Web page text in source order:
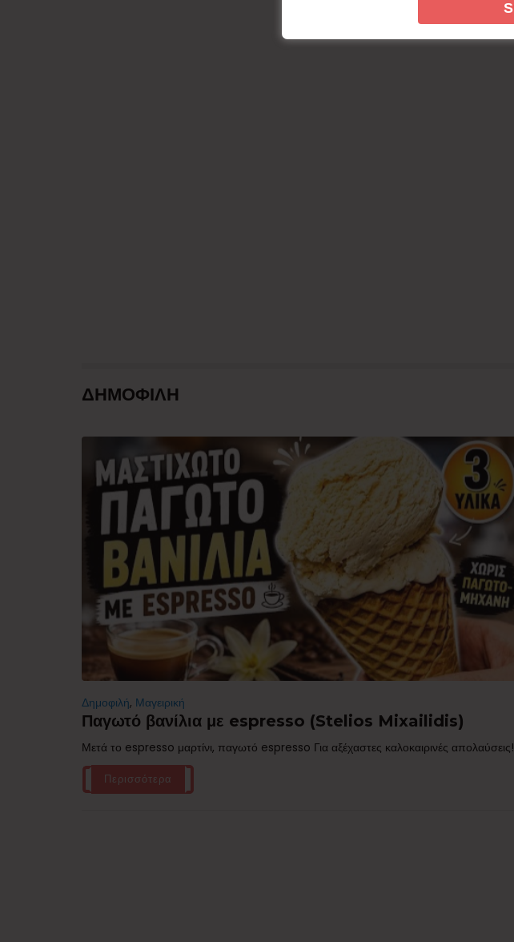
ΔΗΜΟΦΙΛΗ
Δημοφιλή, Μαγειρική
Παγωτό βανίλια με espresso (Stelios Mixailidis)
Μετά το espresso μαρτίνι, παγωτό espresso Για αξέχαστες καλοκαιρινές απολαύσεις!
Περισσότερα